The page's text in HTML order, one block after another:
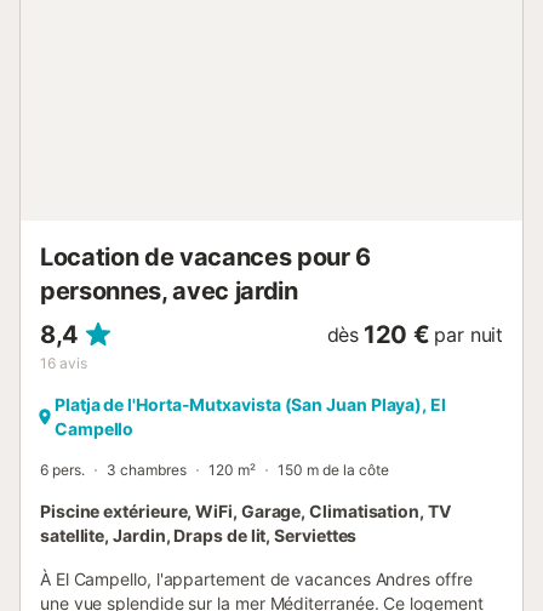
Location de vacances pour 6
personnes, avec jardin
8,4
16 avis
dès 120 € par nuit
Platja de l'Horta-Mutxavista (San Juan Playa), El
Campello
6 pers. 3 chambres 120 m² 150 m de la côte
Piscine extérieure, WiFi, Garage, Climatisation, TV
satellite, Jardin, Draps de lit, Serviettes
À El Campello, l'appartement de vacances Andres offre
une vue splendide sur la mer Méditerranée. Ce logement